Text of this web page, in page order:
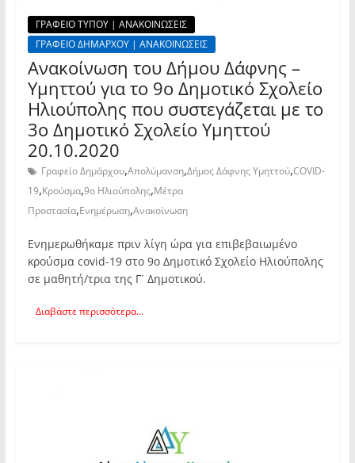
ΓΡΑΦΕΙΟ ΤΥΠΟΥ | ΑΝΑΚΟΙΝΩΣΕΙΣ
ΓΡΑΦΕΙΟ ΔΗΜΑΡΧΟΥ | ΑΝΑΚΟΙΝΩΣΕΙΣ
Ανακοίνωση του Δήμου Δάφνης –
Υμηττού για το 9ο Δημοτικό Σχολείο
Ηλιούπολης που συστεγάζεται με το
3ο Δημοτικό Σχολείο Υμηττού
20.10.2020
Γραφείο Δημάρχου,Απολύμανση,Δήμος Δάφνης Υμηττού,COVID-
19,Κρούσμα,9ο Ηλιούπολης,Μέτρα
Προστασία,Ενημέρωση,Ανακοίνωση
Ενημερωθήκαμε πριν λίγη ώρα για επιβεβαιωμένο
κρούσμα covid-19 στο 9ο Δημοτικό Σχολείο Ηλιούπολης
σε μαθητή/τρια της Γ´ Δημοτικού.
Διαβάστε περισσότερα...